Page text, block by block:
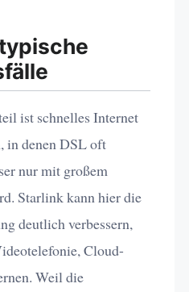
ist schnelles Internet
in denen DSL oft
nur mit großem
Starlink kann hier die
deutlich verbessern,
Cloud-
Weil die